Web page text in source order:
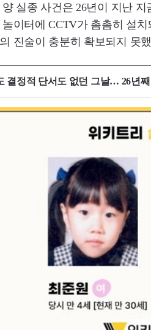
실종 사건은 26년이 지난
놀이터에 CCTV가 촘촘히 설
진술이 충분히 확보되지 못
결정적 단서도 없던 그날… 26년